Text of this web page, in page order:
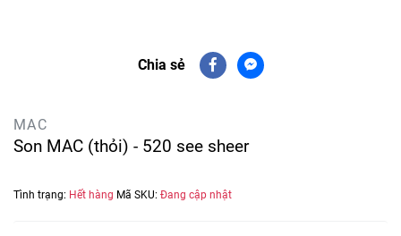
Chia sẻ
MAC
Son MAC (thỏi) - 520 see sheer
Tình trạng: Hết hàng Mã SKU: Đang cập nhật